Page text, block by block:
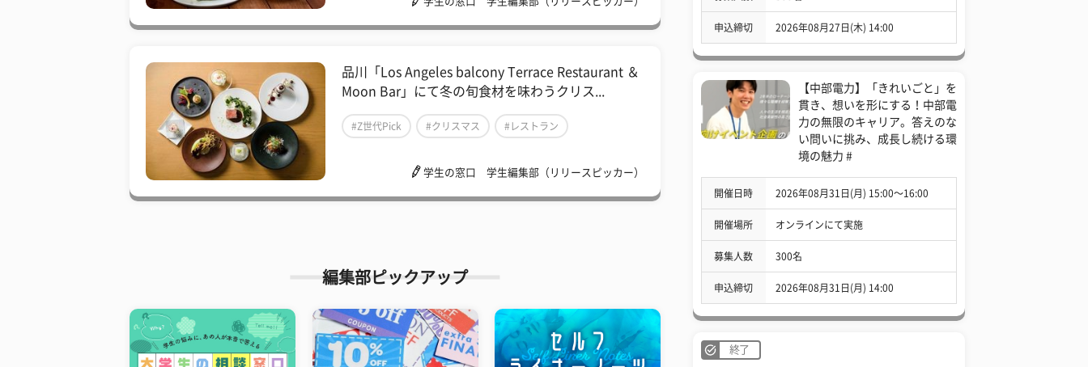
品川「Los Angeles balcony Terrace Restaurant ＆
Moon Bar」にて冬の旬食材を味わうクリス...
#Z世代Pick #クリスマス #レストラン
学生の窓口 学生編集部（リリースピッカー）
編集部ピックアップ
申込締切 2026年08月27日(木) 14:00
【中部電力】「きれいごと」を
貫き、想いを形にする！中部電
力の無限のキャリア。答えのな
い問いに挑み、成長し続ける環
境の魅力 #
開催日時 2026年08月31日(月) 15:00〜16:00
開催場所 オンラインにて実施
募集人数 300名
申込締切 2026年08月31日(月) 14:00
終了